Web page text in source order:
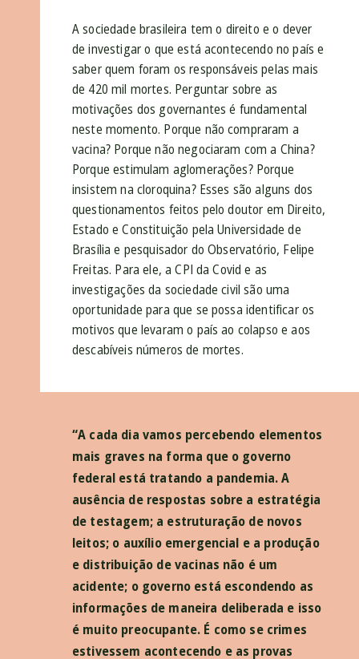
A sociedade brasileira tem o direito e o dever
de investigar o que está acontecendo no país e
saber quem foram os responsáveis pelas mais
de 420 mil mortes. Perguntar sobre as
motivações dos governantes é fundamental
neste momento. Porque não compraram a
vacina? Porque não negociaram com a China?
Porque estimulam aglomerações? Porque
insistem na cloroquina? Esses são alguns dos
questionamentos feitos pelo doutor em Direito,
Estado e Constituição pela Universidade de
Brasília e pesquisador do Observatório, Felipe
Freitas. Para ele, a CPI da Covid e as
investigações da sociedade civil são uma
oportunidade para que se possa identificar os
motivos que levaram o país ao colapso e aos
descabíveis números de mortes.
“A cada dia vamos percebendo elementos
mais graves na forma que o governo
federal está tratando a pandemia. A
ausência de respostas sobre a estratégia
de testagem; a estruturação de novos
leitos; o auxílio emergencial e a produção
e distribuição de vacinas não é um
acidente; o governo está escondendo as
informações de maneira deliberada e isso
é muito preocupante. É como se crimes
estivessem acontecendo e as provas